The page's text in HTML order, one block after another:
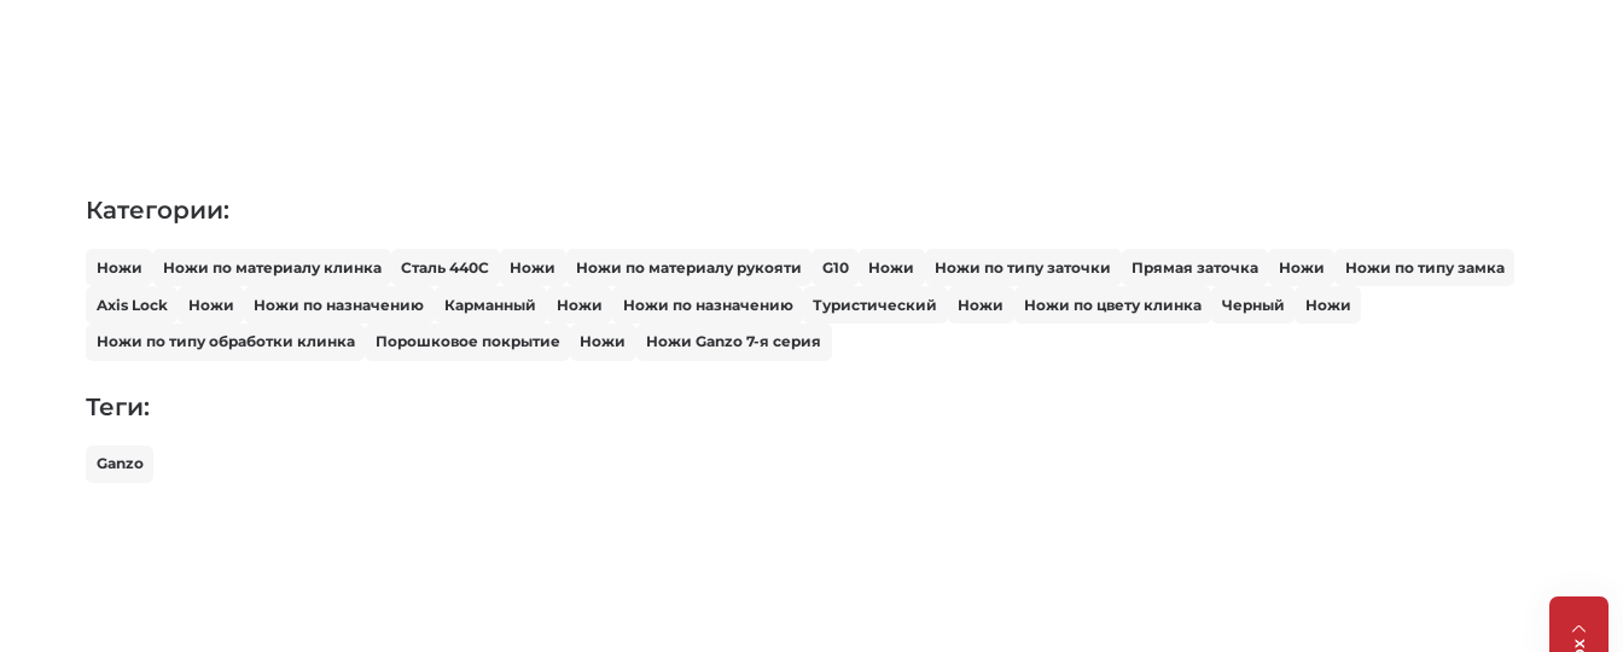
Категории:
Ножи Ножи по материалу клинка Сталь 440С Ножи Ножи по материалу рукояти G10 Ножи Ножи по типу заточки Прямая заточка Ножи Ножи по типу замка
Axis Lock Ножи Ножи по назначению Карманный Ножи Ножи по назначению Туристический Ножи Ножи по цвету клинка Черный Ножи
Ножи по типу обработки клинка Порошковое покрытие Ножи Ножи Ganzo 7-я серия
Теги:
Ganzo